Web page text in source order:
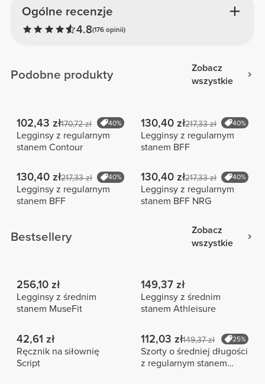
Ogólne recenzje
4.8(176 opinii)
Podobne produkty
Zobacz
wszystkie
102,43 zł170,72 zł 40%
Legginsy z regularnym
stanem Contour
130,40 zł217,33 zł 40%
Legginsy z regularnym
stanem BFF
130,40 zł217,33 zł 40%
Legginsy z regularnym
stanem BFF
130,40 zł217,33 zł 40%
Legginsy z regularnym
stanem BFF NRG
Bestsellery
Zobacz
wszystkie
256,10 zł
Legginsy z średnim
stanem MuseFit
149,37 zł
Legginsy z średnim
stanem Athleisure
42,61 zł
Ręcznik na siłownię
Script
112,03 zł149,37 zł 25%
Szorty o średniej długości
z regularnym stanem